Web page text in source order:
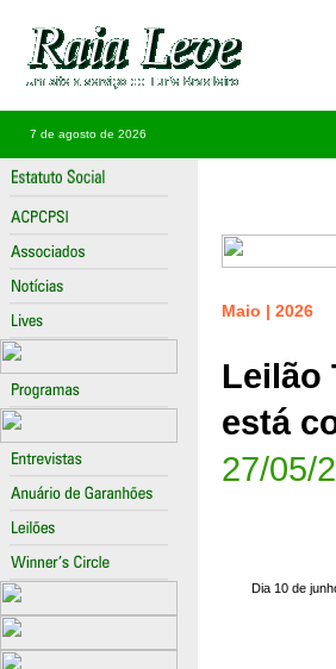
7 de agosto de 2026
Maio | 2026
Leilão
está
27/05/
Dia 10 de